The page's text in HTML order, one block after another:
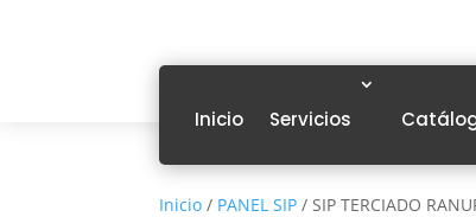
Inicio Servicios
Inicio / PANEL SIP / SIP TERCIADO